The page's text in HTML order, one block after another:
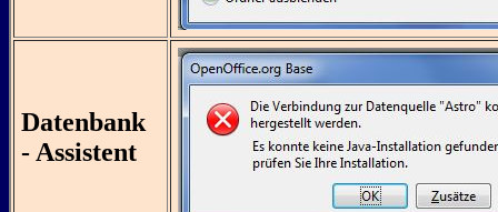
Datenbank
- Assistent